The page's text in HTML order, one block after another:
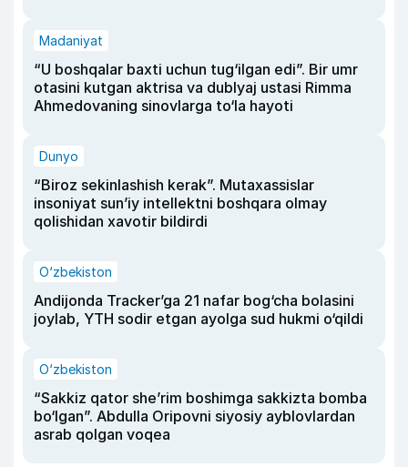
Madaniyat
“U boshqalar baxti uchun tug‘ilgan edi”. Bir umr
otasini kutgan aktrisa va dublyaj ustasi Rimma
Ahmedovaning sinovlarga to‘la hayoti
Dunyo
“Biroz sekinlashish kerak”. Mutaxassislar
insoniyat sun’iy intellektni boshqara olmay
qolishidan xavotir bildirdi
O‘zbekiston
Andijonda Tracker’ga 21 nafar bog‘cha bolasini
joylab, YTH sodir etgan ayolga sud hukmi o‘qildi
O‘zbekiston
“Sakkiz qator she’rim boshimga sakkizta bomba
bo‘lgan”. Abdulla Oripovni siyosiy ayblovlardan
asrab qolgan voqea